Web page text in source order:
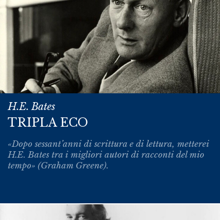
H.E. Bates
TRIPLA ECO
«Dopo sessant’anni di scrittura e di lettura, metterei
H.E. Bates tra i migliori autori di racconti del mio
tempo» (Graham Greene).